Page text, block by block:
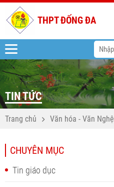
THPT ĐỐNG ĐA
TIN TỨC
Trang chủ Văn hóa - Văn Nghệ
CHUYÊN MỤC
Tin giáo dục